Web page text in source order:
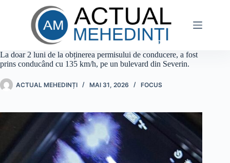
La doar 2 luni de la obținerea permisului de conducere, a fost
prins conducând cu 135 km/h, pe un bulevard din Severin.
ACTUAL MEHEDINȚI MAI 31, 2026 FOCUS